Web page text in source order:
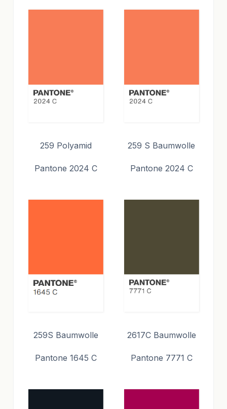
259 Polyamid
Pantone 2024 C
259 S Baumwolle
Pantone 2024 C
259S Baumwolle
Pantone 1645 C
2617C Baumwolle
Pantone 7771 C